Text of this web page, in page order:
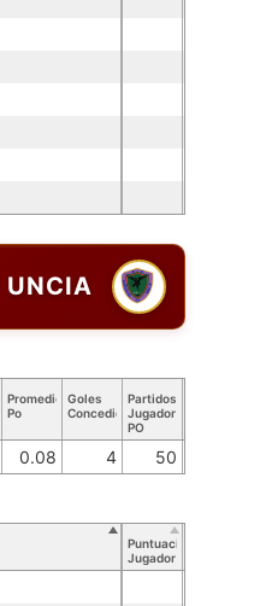
UNCIA
Promedio
Po
Goles
Concedidos
Partidos
Jugador
PO
0.08 4 50
Puntuación
Jugador